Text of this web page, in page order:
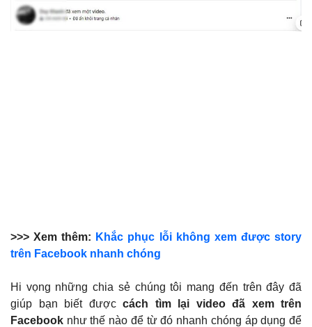
>>> Xem thêm: Khắc phục lỗi không xem được story
trên Facebook nhanh chóng
Hi vọng những chia sẻ chúng tôi mang đến trên đây đã
giúp bạn biết được cách tìm lại video đã xem trên
Facebook như thế nào để từ đó nhanh chóng áp dụng để